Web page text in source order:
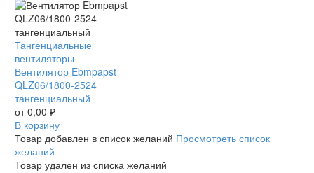
Вентилятор
Ebmpapst
QLZ06/1800-
2524
тангенциальный
Тангенциальные
вентиляторы
Вентилятор Ebmpapst
QLZ06/1800-2524
тангенциальный
от0,00 ₽
В корзину
Товар добавлен в список желаний Просмотреть список
желаний
Товар удален из списка желаний